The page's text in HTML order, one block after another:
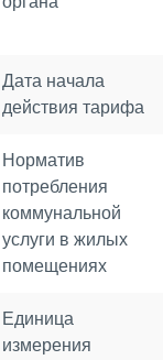
Дата начала
действия тарифа
Норматив
потребления
коммунальной
услуги в жилых
помещениях
Единица
измерения